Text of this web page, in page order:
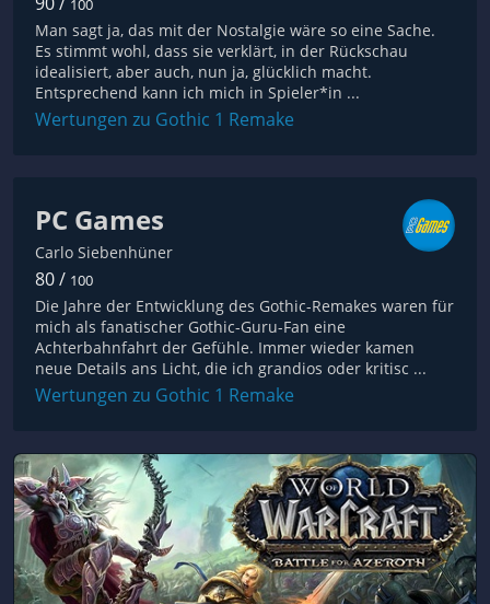
100
Man sagt ja, das mit der Nostalgie wäre so eine Sache.
Es stimmt wohl, dass sie verklärt, in der Rückschau
idealisiert, aber auch, nun ja, glücklich macht.
Entsprechend kann ich mich in Spieler*in ...
Wertungen zu Gothic 1 Remake
PC Games
Carlo Siebenhüner
80 / 100
Die Jahre der Entwicklung des Gothic-Remakes waren für
mich als fanatischer Gothic-Guru-Fan eine
Achterbahnfahrt der Gefühle. Immer wieder kamen
neue Details ans Licht, die ich grandios oder kritisc ...
Wertungen zu Gothic 1 Remake